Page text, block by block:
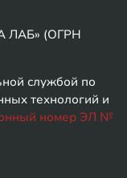
ЛАБ» (ОГРН
службой по
технологий и
номер ЭЛ №